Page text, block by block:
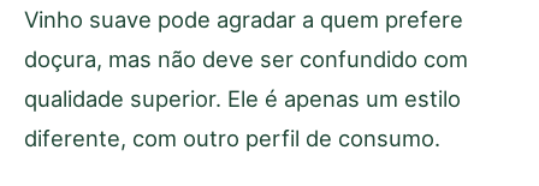
Vinho suave pode agradar a quem prefere
doçura, mas não deve ser confundido com
qualidade superior. Ele é apenas um estilo
diferente, com outro perfil de consumo.